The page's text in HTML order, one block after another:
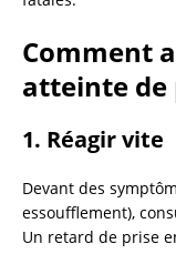
Comment
atteinte de
1. Réagir vite
Devant des
essoufflement),
Un retard de prise